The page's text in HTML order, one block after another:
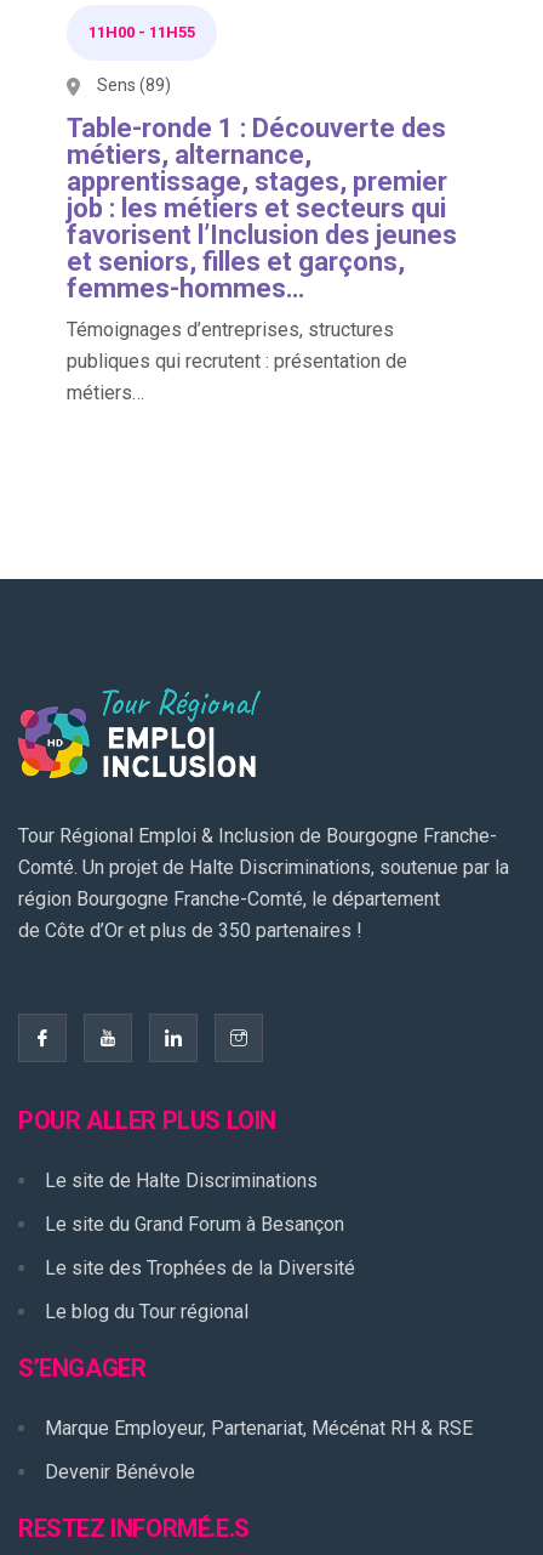
11H00 - 11H55
Sens (89)
Table-ronde 1 : Découverte des
métiers, alternance,
apprentissage, stages, premier
job : les métiers et secteurs qui
favorisent l’Inclusion des jeunes
et seniors, filles et garçons,
femmes-hommes…
Témoignages d’entreprises, structures
publiques qui recrutent : présentation de
métiers…
Tour Régional Emploi & Inclusion de Bourgogne Franche-
Comté. Un projet de Halte Discriminations, soutenue par la
région Bourgogne Franche-Comté, le département
de Côte d’Or et plus de 350 partenaires !
POUR ALLER PLUS LOIN
Le site de Halte Discriminations
Le site du Grand Forum à Besançon
Le site des Trophées de la Diversité
Le blog du Tour régional
S’ENGAGER
Marque Employeur, Partenariat, Mécénat RH & RSE
Devenir Bénévole
RESTEZ INFORMÉ.E.S